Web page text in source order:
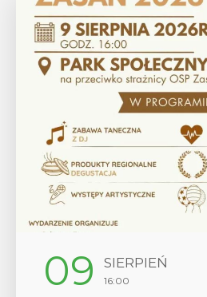
09 SIERPIEŃ
16:00